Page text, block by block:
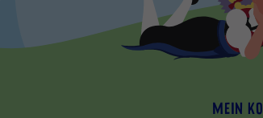
MEIN